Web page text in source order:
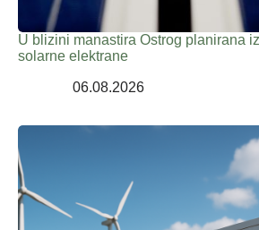
U blizini manastira Ostrog planirana
solarne elektrane
06.08.2026